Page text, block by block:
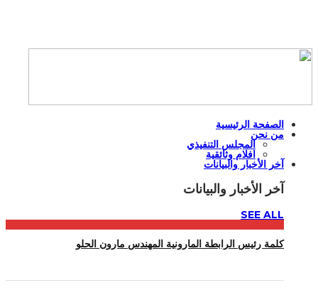
الصفحة الرئيسية
من نحن
المجلس التنفيذي
افلام وثائقية
آخر الأخبار والبيانات
آخر الأخبار والبيانات
SEE ALL
كلمة رئيس الرابطة المارونية المهندس مارون الحلو